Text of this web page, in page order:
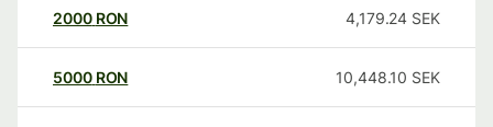
2000 RON 4,179.24 SEK
5000 RON 10,448.10 SEK